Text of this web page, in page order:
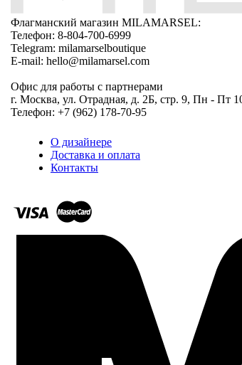
Флагманский магазин MILAMARSEL:
Телефон: 8-804-700-6999
Telegram: milamarselboutique
E-mail: hello@milamarsel.com
Офис для работы с партнерами
г. Москва, ул. Отрадная, д. 2Б, стр. 9, Пн - Пт
Телефон: +7 (962) 178-70-95
О дизайнере
Доставка и оплата
Контакты